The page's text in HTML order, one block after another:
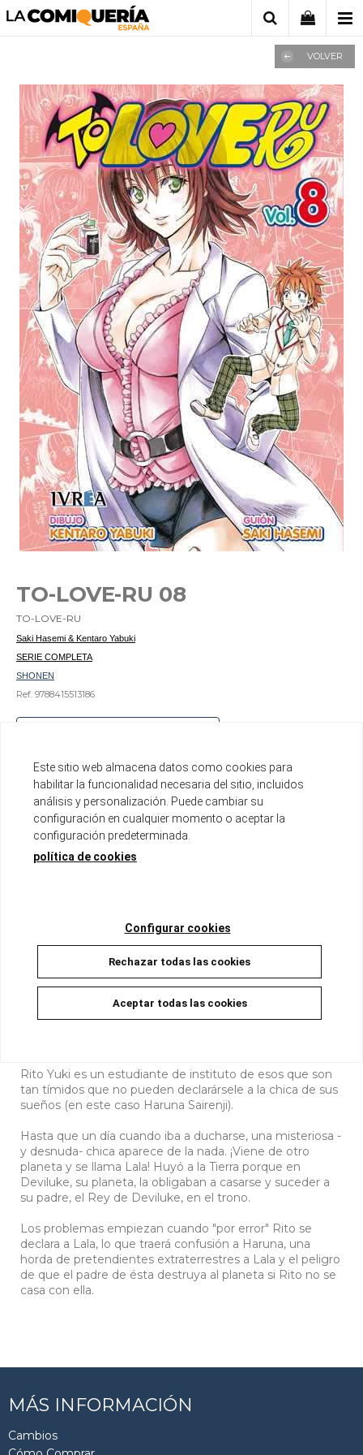
VOLVER
TO-LOVE-RU 08
TO-LOVE-RU
Saki Hasemi & Kentaro Yabuki
SERIE COMPLETA
SHONEN
Ref. 9788415513186
Serie de 18 tomos
Tomo de aproximadamente 200 páginas
Formato tankoubon con sobrecubierta
Disponible
AÑADIR A LA CESTA
Rito Yuki es un estudiante de instituto de esos que son
tan tímidos que no pueden declarársele a la chica de sus
sueños (en este caso Haruna Sairenji).
Hasta que un día cuando iba a ducharse, una misteriosa -
y desnuda- chica aparece de la nada. ¡Viene de otro
planeta y se llama Lala! Huyó a la Tierra porque en
Deviluke, su planeta, la obligaban a casarse y suceder a
su padre, el Rey de Deviluke, en el trono.
Los problemas empiezan cuando "por error" Rito se
declara a Lala, lo que traerá confusión a Haruna, una
horda de pretendientes extraterrestres a Lala y el peligro
de que el padre de ésta destruya al planeta si Rito no se
casa con ella.
MÁS INFORMACIÓN
Cambios
Este sitio web almacena datos como cookies para
habilitar la funcionalidad necesaria del sitio, incluidos
análisis y personalización. Puede cambiar su
configuración en cualquier momento o aceptar la
configuración predeterminada.
política de cookies
Configurar cookies
Rechazar todas las cookies
Aceptar todas las cookies